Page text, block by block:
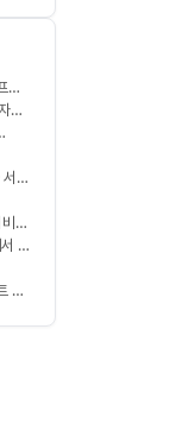
로
인
비
스
개
디